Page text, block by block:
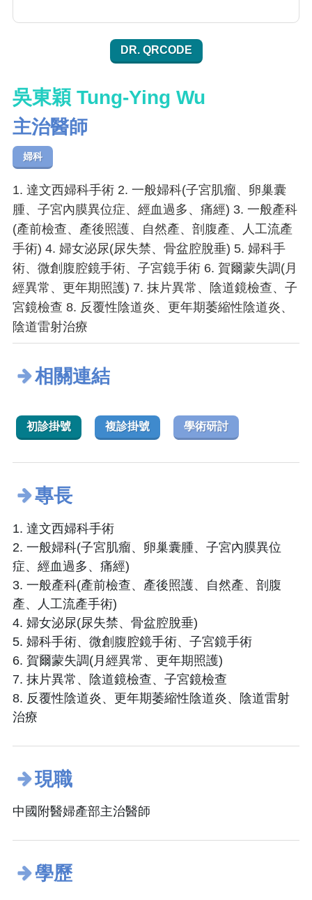
DR. QRCODE
吳東穎 Tung-Ying Wu
主治醫師
婦科
1. 達文西婦科手術 2. 一般婦科(子宮肌瘤、卵巢囊
腫、子宮內膜異位症、經血過多、痛經) 3. 一般產科
(產前檢查、產後照護、自然產、剖腹產、人工流產
手術) 4. 婦女泌尿(尿失禁、骨盆腔脫垂) 5. 婦科手
術、微創腹腔鏡手術、子宮鏡手術 6. 賀爾蒙失調(月
經異常、更年期照護) 7. 抹片異常、陰道鏡檢查、子
宮鏡檢查 8. 反覆性陰道炎、更年期萎縮性陰道炎、
陰道雷射治療
相關連結
初診掛號 複診掛號 學術研討
專長
1. 達文西婦科手術
2. 一般婦科(子宮肌瘤、卵巢囊腫、子宮內膜異位
症、經血過多、痛經)
3. 一般產科(產前檢查、產後照護、自然產、剖腹
產、人工流產手術)
4. 婦女泌尿(尿失禁、骨盆腔脫垂)
5. 婦科手術、微創腹腔鏡手術、子宮鏡手術
6. 賀爾蒙失調(月經異常、更年期照護)
7. 抹片異常、陰道鏡檢查、子宮鏡檢查
8. 反覆性陰道炎、更年期萎縮性陰道炎、陰道雷射
治療
現職
中國附醫婦產部主治醫師
學歷